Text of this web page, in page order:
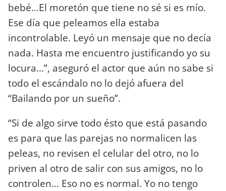
bebé...El moretón que tiene no sé si es mío.
Ese día que peleamos ella estaba
incontrolable. Leyó un mensaje que no decía
nada. Hasta me encuentro justificando yo su
locura...”, aseguró el actor que aún no sabe si
todo el escándalo no lo dejó afuera del
“Bailando por un sueño”.
“Si de algo sirve todo ésto que está pasando
es para que las parejas no normalicen las
peleas, no revisen el celular del otro, no lo
priven al otro de salir con sus amigos, no lo
controlen... Eso no es normal. Yo no tengo